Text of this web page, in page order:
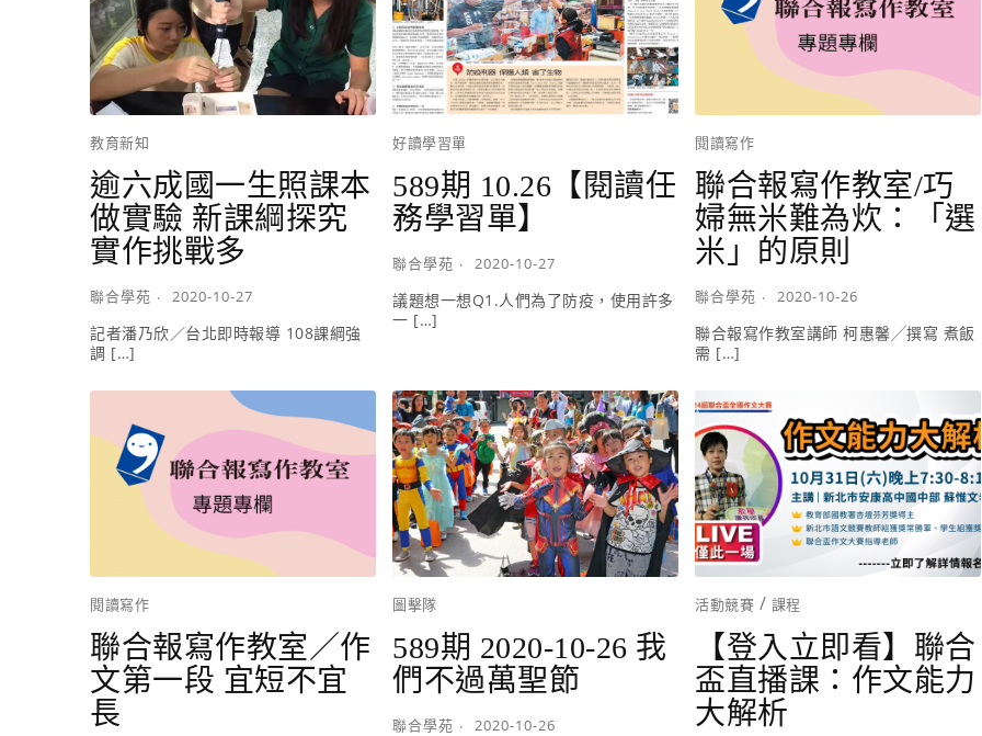
教育新知
逾六成國一生照課本
做實驗 新課綱探究
實作挑戰多
聯合學苑 2020-10-27
記者潘乃欣／台北即時報導 108課綱強
調 […]
好讀學習單
589期 10.26【閱讀任
務學習單】
聯合學苑 2020-10-27
議題想一想Q1.人們為了防疫，使用許多
一 […]
閱讀寫作
聯合報寫作教室/巧
婦無米難為炊：「選
米」的原則
聯合學苑 2020-10-26
聯合報寫作教室講師 柯惠馨╱撰寫 煮飯
需 […]
閱讀寫作
聯合報寫作教室／作
文第一段 宜短不宜
長
圖擊隊
589期 2020-10-26 我
們不過萬聖節
聯合學苑 2020-10-26
活動競賽 / 課程
【登入立即看】聯合
盃直播課：作文能力
大解析